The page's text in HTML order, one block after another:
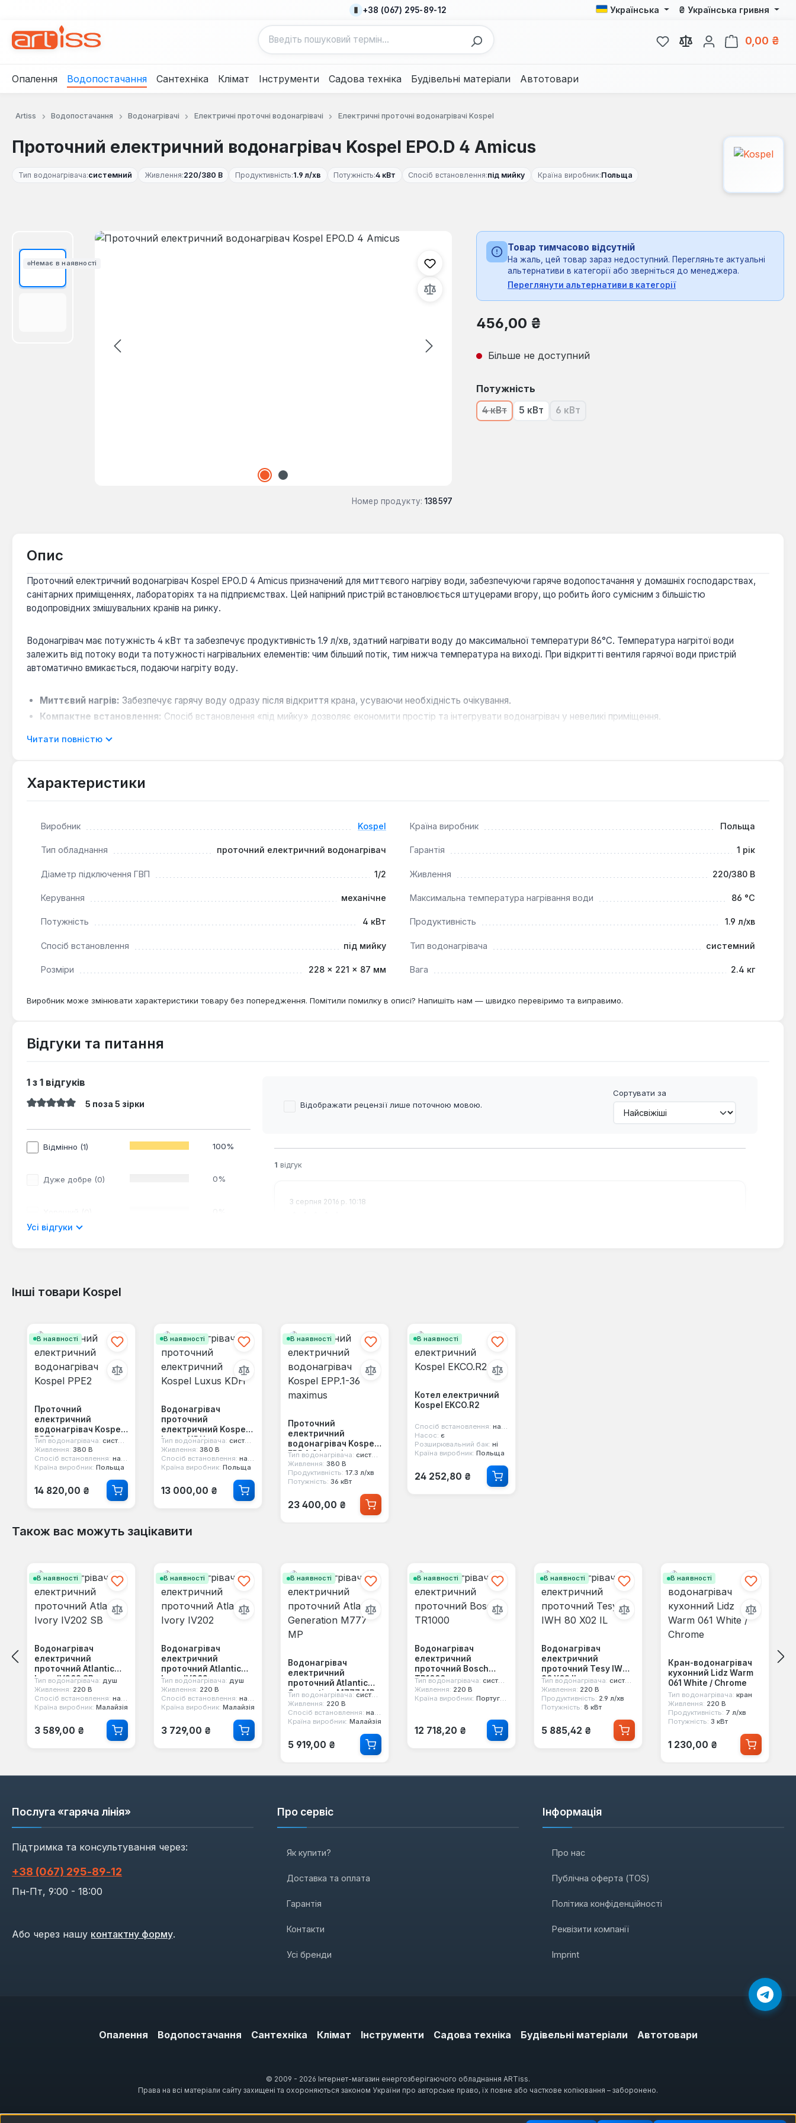
+38 (067) 295-89-12 Українська ₴ Українська гривня
У вас є 0 у списку бажань
0,00 ₴
Опалення Водопостачання Сантехніка Клімат Інструменти Садова техніка Будівельні матеріали Автотовари
Artiss Водопостачання Водонагрівачі Електричні проточні водонагрівачі Електричні проточні водонагрівачі Kospel
Проточний електричний водонагрівач Kospel EPO.D 4 Amicus
Тип водонагрівача:системний Живлення:220/380 В Продуктивність:1.9 л/хв Потужність:4 кВт Спосіб встановлення:під мийку Країна виробник:Польща
Немає в наявності
Пропустити галерею зображень
Номер продукту: 138597
Товар тимчасово відсутній
На жаль, цей товар зараз недоступний. Перегляньте актуальні
альтернативи в категорії або зверніться до менеджера.
Переглянути альтернативи в категорії
Звичайна ціна:
456,00 ₴
Більше не доступний
Виберіть
Потужність
4 кВт(Ця опція наразі недоступна.)
5 кВт 6 кВт(Ця опція наразі недоступна.)
Опис
Проточний електричний водонагрівач Kospel EPO.D 4 Amicus призначений для миттєвого нагріву води, забезпечуючи гаряче водопостачання у домашніх господарствах,
санітарних приміщеннях, лабораторіях та на підприємствах. Цей напірний пристрій встановлюється штуцерами вгору, що робить його сумісним з більшістю
водопровідних змішувальних кранів на ринку.
Водонагрівач має потужність 4 кВт та забезпечує продуктивність 1.9 л/хв, здатний нагрівати воду до максимальної температури 86°С. Температура нагрітої води
залежить від потоку води та потужності нагрівальних елементів: чим більший потік, тим нижча температура на виході. При відкритті вентиля гарячої води пристрій
автоматично вмикається, подаючи нагріту воду.
Миттєвий нагрів: Забезпечує гарячу воду одразу після відкриття крана, усуваючи необхідність очікування.
Компактне встановлення: Спосіб встановлення «під мийку» дозволяє економити простір та інтегрувати водонагрівач у невеликі приміщення.
великих об'ємів зберігання. Він ідеально підходить для кухонь, невеликих ванних кімнат, майстерень або офісів, де використання гарячої води є періодичним, а простір
обмежений.
Читати повністю
Характеристики
Виробник Kospel Країна виробник Польща
Тип обладнання проточний електричний водонагрівач Гарантія 1 рік
Діаметр підключення ГВП 1/2 Живлення 220/380 В
Керування механічне Максимальна температура нагрівання води 86 °С
Потужність 4 кВт Продуктивність 1.9 л/хв
Спосіб встановлення під мийку Тип водонагрівача системний
Розміри 228 × 221 × 87 мм Вага 2.4 кг
Виробник може змінювати характеристики товару без попередження. Помітили помилку в описі? Напишіть нам — швидко перевіримо та виправимо.
Відгуки та питання
1 з 1 відгуків
Середня оцінка 5 з 5 зірок
5 поза 5 зірки
Відмінно (1) 100%
Дуже добре (0) 0%
Залиште відгук!
Діліться своїм досвідом з іншими клієнтами.
Відображати рецензії лише поточною мовою.
Сортувати за
1 відгук
3 серпня 2016 р. 10:18
Усі відгуки
Інші товари Kospel
В наявності
Проточний
електричний
водонагрівач Kospel
PPE2
Тип водонагрівача: системний
Живлення: 380 В
Спосіб встановлення: настінний
Країна виробник: Польща
Звичайна ціна:
14 820,00 ₴
В наявності
Водонагрівач
проточний
електричний Kospel
Luxus KDH
Тип водонагрівача: системний
Живлення: 380 В
Спосіб встановлення: настінний
Країна виробник: Польща
Звичайна ціна:
13 000,00 ₴
В наявності
Проточний
електричний
водонагрівач Kospel
EPP.1-36 maximus
Тип водонагрівача: системний
Живлення: 380 В
Продуктивність: 17.3 л/хв
Потужність: 36 кВт
Звичайна ціна:
23 400,00 ₴
В наявності
Котел електричний
Kospel EKCO.R2
Спосіб встановлення: настінний
Насос: є
Розширювальний бак: ні
Країна виробник: Польща
Звичайна ціна:
24 252,80 ₴
Також вас можуть зацікавити
В наявності
Водонагрівач
електричний
проточний Atlantic
Ivory IV202 SB
Тип водонагрівача: душ
Живлення: 220 В
Спосіб встановлення: настінний
Країна виробник: Малайзія
Звичайна ціна:
3 589,00 ₴
В наявності
Водонагрівач
електричний
проточний Atlantic
Ivory IV202
Тип водонагрівача: душ
Живлення: 220 В
Спосіб встановлення: настінний
Країна виробник: Малайзія
Звичайна ціна:
3 729,00 ₴
В наявності
Водонагрівач
електричний
проточний Atlantic
Generation M777 MP
Тип водонагрівача: системний
Живлення: 220 В
Спосіб встановлення: настінний
Країна виробник: Малайзія
Звичайна ціна:
5 919,00 ₴
В наявності
Водонагрівач
електричний
проточний Bosch
TR1000
Тип водонагрівача: системний
Живлення: 220 В
Країна виробник: Португалія
Звичайна ціна:
12 718,20 ₴
В наявності
Водонагрівач
електричний
проточний Tesy IWH
80 X02 IL
Тип водонагрівача: системний
Живлення: 220 В
Продуктивність: 2.9 л/хв
Потужність: 8 кВт
Звичайна ціна:
5 885,42 ₴
В наявності
Кран-водонагрівач
кухонний Lidz Warm
061 White / Chrome
Тип водонагрівача: кран
Живлення: 220 В
Продуктивність: 7 л/хв
Потужність: 3 кВт
Звичайна ціна:
1 230,00 ₴
Послуга «гаряча лінія»
Підтримка та консультування через:
+38 (067) 295‑89‑12
Пн-Пт, 9:00 - 18:00
Або через нашу контактну форму.
Про сервіс
Як купити?
Доставка та оплата
Гарантія
Контакти
Усі бренди
Інформація
Про нас
Публічна оферта (TOS)
Політика конфіденційності
Реквізити компанії
Imprint
Опалення Водопостачання Сантехніка Клімат Інструменти Садова техніка Будівельні матеріали Автотовари
© 2009 - 2026 Інтернет-магазин енергозберігаючого обладнання ARTiss.
Права на всі матеріали сайту захищені та охороняються законом України про авторське право, їх повне або часткове копіювання – заборонено.